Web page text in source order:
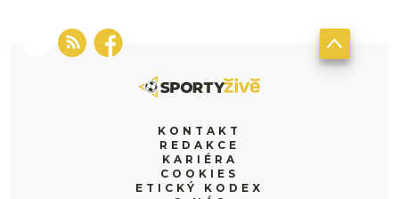
KONTAKT
REDAKCE
KARIÉRA
COOKIES
ETICKÝ KODEX